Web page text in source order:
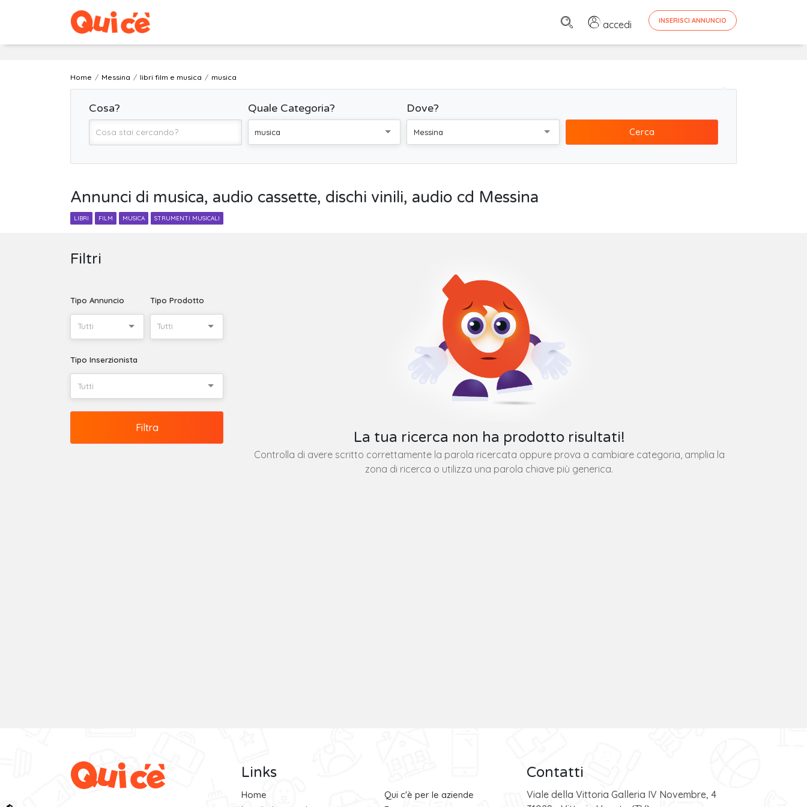
accedi INSERISCI ANNUNCIO
Home Messina libri film e musica musica
Cosa? Quale Categoria?
musica
Dove?
Messina Cerca
Annunci di musica, audio cassette, dischi vinili, audio cd Messina
LIBRI FILM MUSICA STRUMENTI MUSICALI
Filtri
Tipo Annuncio
Tutti
Tipo Prodotto
Tutti
Tipo Inserzionista
Tutti
Filtra
La tua ricerca non ha prodotto risultati!
Controlla di avere scritto correttamente la parola ricercata oppure prova a cambiare categoria, amplia la
zona di ricerca o utilizza una parola chiave più generica.
Links
Home
Qui c'è per le aziende
Contatti
Viale della Vittoria Galleria IV Novembre, 4